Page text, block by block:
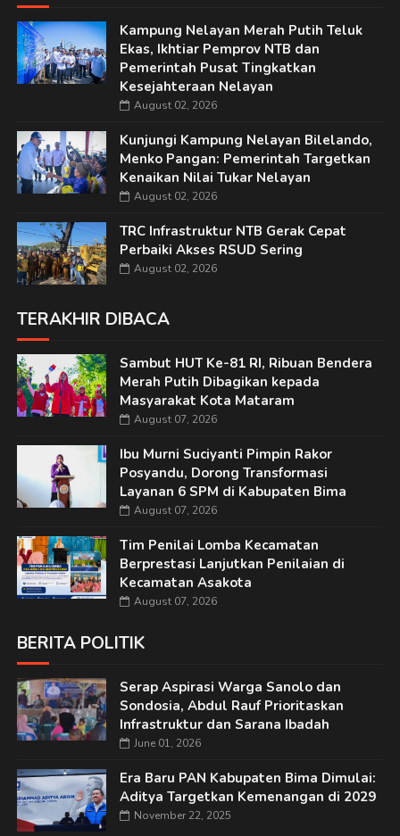
Kampung Nelayan Merah Putih Teluk
Ekas, Ikhtiar Pemprov NTB dan
Pemerintah Pusat Tingkatkan
Kesejahteraan Nelayan
August 02, 2026
Kunjungi Kampung Nelayan Bilelando,
Menko Pangan: Pemerintah Targetkan
Kenaikan Nilai Tukar Nelayan
August 02, 2026
TRC Infrastruktur NTB Gerak Cepat
Perbaiki Akses RSUD Sering
August 02, 2026
TERAKHIR DIBACA
Sambut HUT Ke-81 RI, Ribuan Bendera
Merah Putih Dibagikan kepada
Masyarakat Kota Mataram
August 07, 2026
Ibu Murni Suciyanti Pimpin Rakor
Posyandu, Dorong Transformasi
Layanan 6 SPM di Kabupaten Bima
August 07, 2026
Tim Penilai Lomba Kecamatan
Berprestasi Lanjutkan Penilaian di
Kecamatan Asakota
August 07, 2026
BERITA POLITIK
Serap Aspirasi Warga Sanolo dan
Sondosia, Abdul Rauf Prioritaskan
Infrastruktur dan Sarana Ibadah
June 01, 2026
Era Baru PAN Kabupaten Bima Dimulai:
Aditya Targetkan Kemenangan di 2029
November 22, 2025